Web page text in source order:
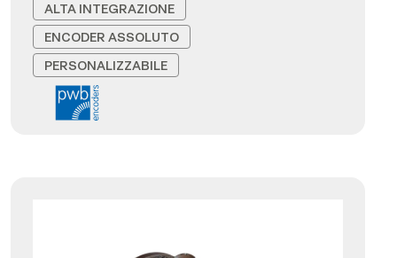
ALTA INTEGRAZIONE
ENCODER ASSOLUTO
PERSONALIZZABILE